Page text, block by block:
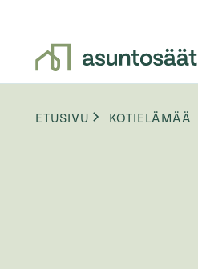
Browse:
ETUSIVU KOTIELÄMÄÄ